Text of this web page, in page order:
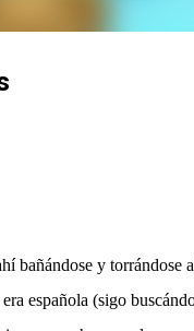
bañándose y torrándose
española (sigo